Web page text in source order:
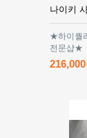
나이키
★하이퀄
전문샵★
216,000